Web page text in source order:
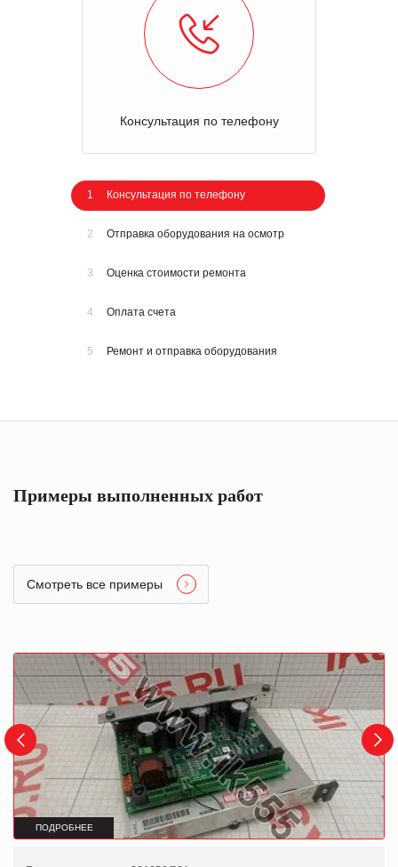
Консультация по телефону
1 Консультация по телефону
2 Отправка оборудования на осмотр
3 Оценка стоимости ремонта
4 Оплата счета
5 Ремонт и отправка оборудования
Примеры выполненных работ
Смотреть все примеры
ПОДРОБНЕЕ